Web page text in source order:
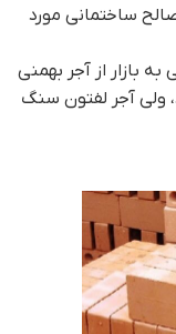
ساختمانی مورد
بازار از آجر بهمنی
ولی آجر لفتون سنگ